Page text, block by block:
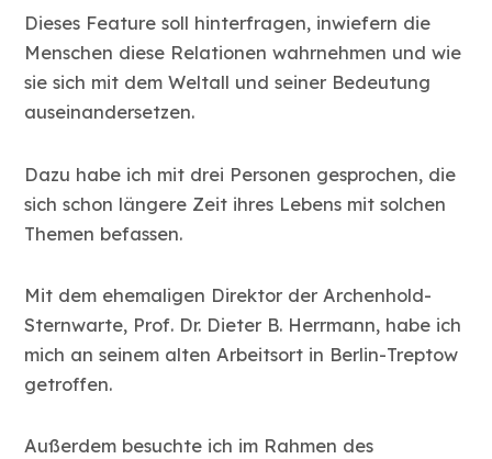
Dieses Feature soll hinterfragen, inwiefern die
Menschen diese Relationen wahrnehmen und wie
sie sich mit dem Weltall und seiner Bedeutung
auseinandersetzen.
Dazu habe ich mit drei Personen gesprochen, die
sich schon längere Zeit ihres Lebens mit solchen
Themen befassen.
Mit dem ehemaligen Direktor der Archenhold-
Sternwarte, Prof. Dr. Dieter B. Herrmann, habe ich
mich an seinem alten Arbeitsort in Berlin-Treptow
getroffen.
Außerdem besuchte ich im Rahmen des